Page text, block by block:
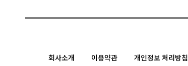
회사소개 이용약관 개인정보 처리방침